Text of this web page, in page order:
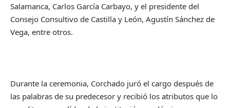
Salamanca, Carlos García Carbayo, y el presidente del
Consejo Consultivo de Castilla y León, Agustín Sánchez de
Vega, entre otros.
Durante la ceremonia, Corchado juró el cargo después de
las palabras de su predecesor y recibió los atributos que lo